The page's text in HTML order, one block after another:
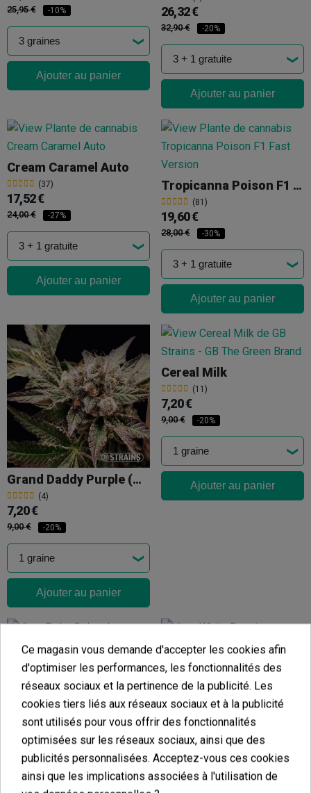
25,95 € -10%
Ajouter au panier
26,32 €
32,90 € -20%
Ajouter au panier
Cream Caramel Auto
(37)
17,52 €
24,00 € -27%
Ajouter au panier
Tropicanna Poison F1 Fast Version®
(81)
19,60 €
28,00 € -30%
Ajouter au panier
Grand Daddy Purple (GDP)
(4)
7,20 €
9,00 € -20%
Ajouter au panier
Cereal Milk
(11)
7,20 €
9,00 € -20%
Ajouter au panier
Polar Gelato By Sherbinskis
(6)
59,34 €
Ajouter au panier
(7)
50,00 €
Ce magasin vous demande d'accepter les cookies afin
d'optimiser les performances, les fonctionnalités des
réseaux sociaux et la pertinence de la publicité. Les
cookies tiers liés aux réseaux sociaux et à la publicité
sont utilisés pour vous offrir des fonctionnalités
optimisées sur les réseaux sociaux, ainsi que des
publicités personnalisées. Acceptez-vous ces cookies
ainsi que les implications associées à l'utilisation de